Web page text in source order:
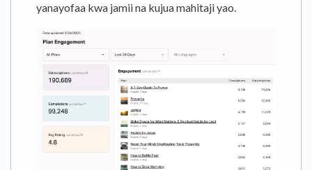
yanayofaa kwa jamii na kujua mahitaji yao.